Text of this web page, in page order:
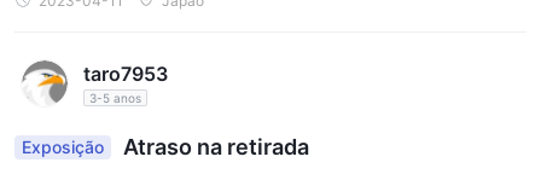
para concluir, GEMFOREX Os tipos de conta da s atendem a
traders iniciantes em busca de acessibilidade até traders
experientes em busca de ótimas condições de negociação.
escolha entre as plataformas mt4 e mt5, GEMFOREX visa
ir a retirada. estamos cientes de que todos os clientes que solicit
s. Obrigado por seu apoio amável. mesmo se você fizer um dep
ósito, nunca sabe quando será sacado. por favor, use-o como re
taro7953
3-5 anos
Exposição Atraso na retirada